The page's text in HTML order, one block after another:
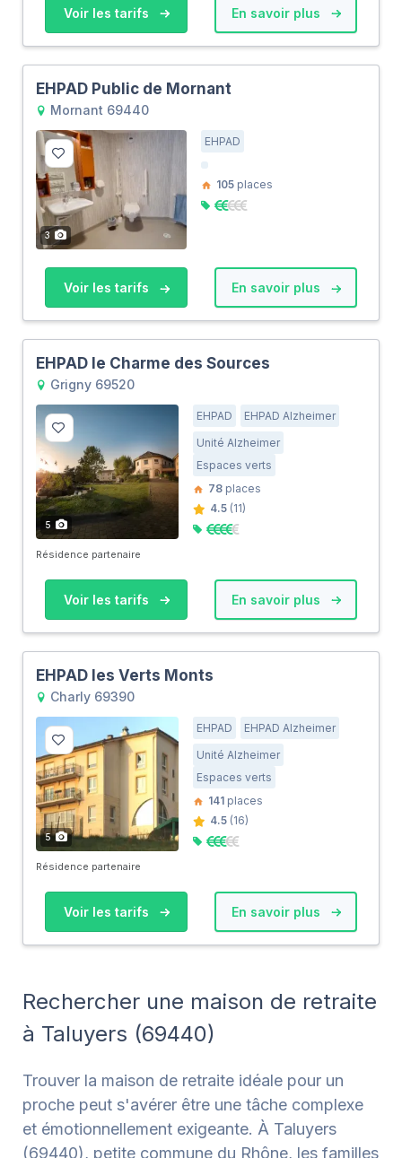
Voir les tarifs En savoir plus
EHPAD Public de Mornant
Mornant 69440
3
EHPAD
105 places
Voir les tarifs En savoir plus
EHPAD le Charme des Sources
Grigny 69520
5
EHPAD
EHPAD Alzheimer
Unité Alzheimer
Espaces verts
78 places
4.5 (11)
Résidence partenaire
Voir les tarifs En savoir plus
EHPAD les Verts Monts
Charly 69390
5
EHPAD
EHPAD Alzheimer
Unité Alzheimer
Espaces verts
141 places
4.5 (16)
Résidence partenaire
Voir les tarifs En savoir plus
Rechercher une maison de retraite
à Taluyers (69440)
Trouver la maison de retraite idéale pour un
proche peut s'avérer être une tâche complexe
et émotionnellement exigeante. À Taluyers
(69440), petite commune du Rhône, les familles